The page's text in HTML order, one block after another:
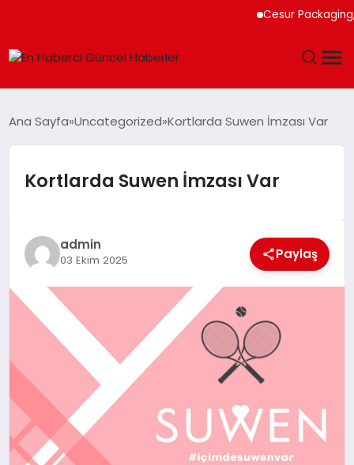
Cesur Packaging,
SPOR
SAĞLIK
MAGAZIN
DÜNYA
EKONOMI
EĞITIM
SIYASET
Ana Sayfa Uncategorized Kortlarda Suwen İmzası Var
Kortlarda Suwen İmzası Var
admin
03 Ekim 2025 Paylaş